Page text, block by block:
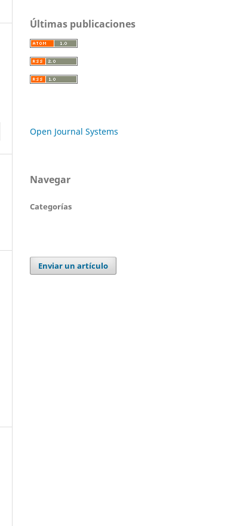
Últimas publicaciones
Open Journal Systems
Navegar
Categorías
Enviar un artículo